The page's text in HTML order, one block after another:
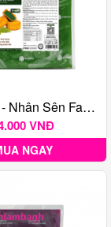
Trà Xanh - Nhân Sên Farina Luna 1Kg
VNĐ
NGAY